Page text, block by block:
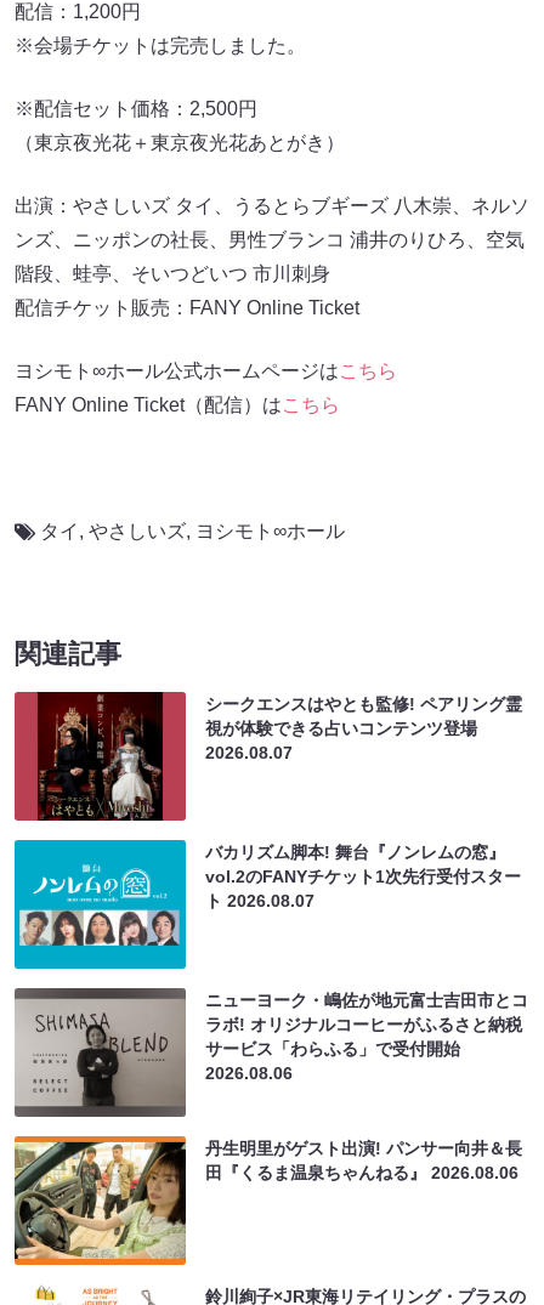
配信：1,200円
※会場チケットは完売しました。
※配信セット価格：2,500円
（東京夜光花＋東京夜光花あとがき）
出演：やさしいズ タイ、うるとらブギーズ 八木崇、ネルソ
ンズ、ニッポンの社長、男性ブランコ 浦井のりひろ、空気
階段、蛙亭、そいつどいつ 市川刺身
配信チケット販売：FANY Online Ticket
ヨシモト∞ホール公式ホームページはこちら
FANY Online Ticket（配信）はこちら
タイ , やさしいズ, ヨシモト∞ホール
関連記事
シークエンスはやとも監修! ペアリング霊
視が体験できる占いコンテンツ登場
2026.08.07
バカリズム脚本! 舞台『ノンレムの窓』
vol.2のFANYチケット1次先行受付スター
ト2026.08.07
ニューヨーク・嶋佐が地元富士吉田市とコ
ラボ! オリジナルコーヒーがふるさと納税
サービス「わらふる」で受付開始
2026.08.06
丹生明里がゲスト出演! パンサー向井＆長
田『くるま温泉ちゃんねる』2026.08.06
鈴川絢子×JR東海リテイリング・プラスの